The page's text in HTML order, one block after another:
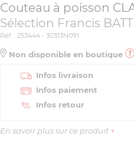
Couteau à poisson
Sélection Francis BATT
Réf. : 253444 - 30313N091
Non disponible en boutique
Infos livraison
Infos paiement
Infos retour
En savoir plus sur ce produit +